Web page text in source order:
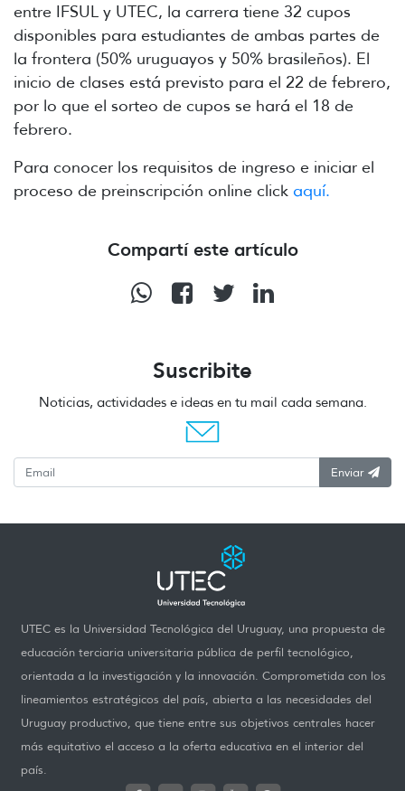
entre IFSUL y UTEC, la carrera tiene 32 cupos
disponibles para estudiantes de ambas partes de
la frontera (50% uruguayos y 50% brasileños). El
inicio de clases está previsto para el 22 de febrero,
por lo que el sorteo de cupos se hará el 18 de
febrero.
Para conocer los requisitos de ingreso e iniciar el
proceso de preinscripción online click aquí.
Compartí este artículo
Suscribite
Noticias, actividades e ideas en tu mail cada semana.
Enviar
UTEC es la Universidad Tecnológica del Uruguay, una propuesta de
educación terciaria universitaria pública de perfil tecnológico,
orientada a la investigación y la innovación. Comprometida con los
lineamientos estratégicos del país, abierta a las necesidades del
Uruguay productivo, que tiene entre sus objetivos centrales hacer
más equitativo el acceso a la oferta educativa en el interior del
país.